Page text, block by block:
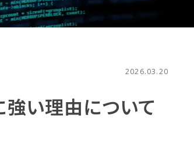
2026.03.20
強い​理由に​ついて